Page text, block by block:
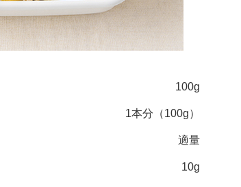
100g
1本分（100g）
適量
10g